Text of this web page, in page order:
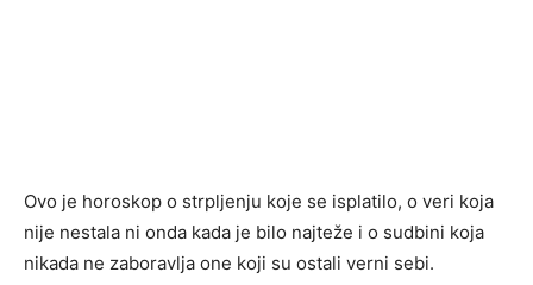
Ovo je horoskop o strpljenju koje se isplatilo, o veri koja
nije nestala ni onda kada je bilo najteže i o sudbini koja
nikada ne zaboravlja one koji su ostali verni sebi.